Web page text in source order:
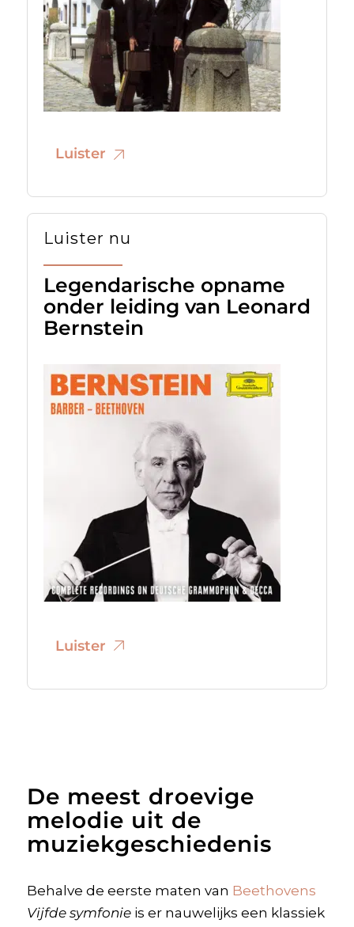
Luister
Luister nu
Legendarische opname
onder leiding van Leonard
Bernstein
Luister
De meest droevige
melodie uit de
muziekgeschiedenis
Behalve de eerste maten van Beethovens
Vijfde symfonieis er nauwelijks een klassiek